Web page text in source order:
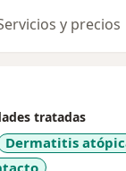
y precios
tratadas
Dermatitis